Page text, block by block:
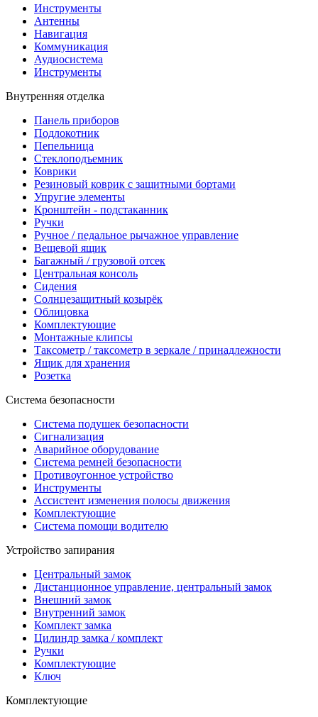
Инструменты
Антенны
Навигация
Коммуникация
Аудиосистема
Инструменты
Внутренняя отделка
Панель приборов
Подлокотник
Пепельница
Стеклоподъемник
Коврики
Резиновый коврик с защитными бортами
Упругие элементы
Кронштейн - подстаканник
Ручки
Ручное / педальное рычажное управление
Вещевой ящик
Багажный / грузовой отсек
Центральная консоль
Сидения
Солнцезащитный козырёк
Облицовка
Комплектующие
Монтажные клипсы
Таксометр / таксометр в зеркале / принадлежности
Ящик для хранения
Розетка
Система безопасности
Система подушек безопасности
Сигнализация
Аварийное оборудование
Система ремней безопасности
Противоугонное устройство
Инструменты
Ассистент изменения полосы движения
Комплектующие
Система помощи водителю
Устройство запирания
Центральный замок
Дистанционное управление, центральный замок
Внешний замок
Внутренний замок
Комплект замка
Цилиндр замка / комплект
Ручки
Комплектующие
Ключ
Комплектующие